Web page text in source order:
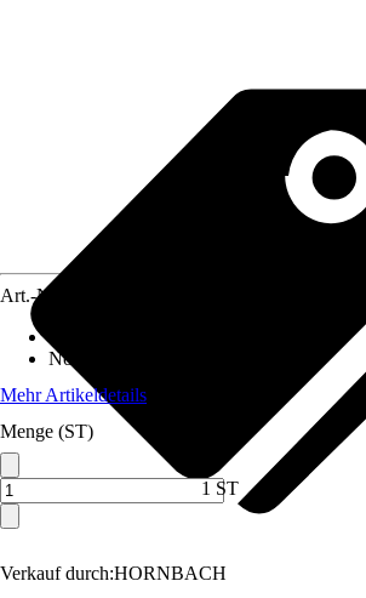
Verkauf durch:HORNBACH
Art.-Nr.
Norm / Prüfzeichen
Mehr Artikeldetails
Menge (ST)
1 ST